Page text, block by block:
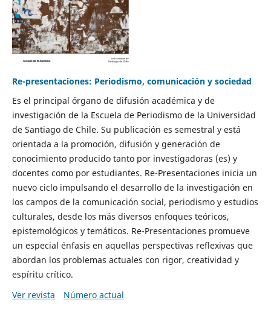
Re-presentaciones: Periodismo, comunicación y sociedad
Es el principal órgano de difusión académica y de
investigación de la Escuela de Periodismo de la Universidad
de Santiago de Chile. Su publicación es semestral y está
orientada a la promoción, difusión y generación de
conocimiento producido tanto por investigadoras (es) y
docentes como por estudiantes. Re-Presentaciones inicia un
nuevo ciclo impulsando el desarrollo de la investigación en
los campos de la comunicación social, periodismo y estudios
culturales, desde los más diversos enfoques teóricos,
epistemológicos y temáticos. Re-Presentaciones promueve
un especial énfasis en aquellas perspectivas reflexivas que
abordan los problemas actuales con rigor, creatividad y
espíritu crítico.
Ver revista
Número actual